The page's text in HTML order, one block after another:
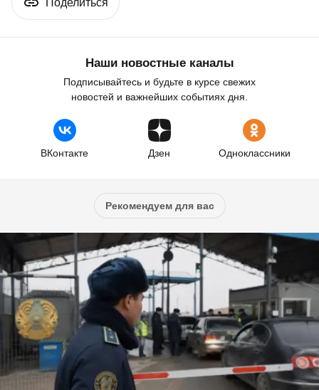
Поделиться
Наши новостные каналы
Подписывайтесь и будьте в курсе свежих
новостей и важнейших событиях дня.
ВКонтакте Дзен Одноклассники
Рекомендуем для вас